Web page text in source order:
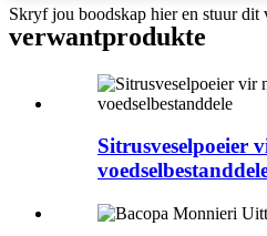
Skryf jou boodskap hier en stuur dit
verwantprodukte
Sitrusveselpoeier